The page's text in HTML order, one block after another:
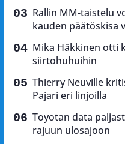
Rallin MM-taistelu
kauden päätöskisa
Mika Häkkinen otti
siirtohuhuihin
Thierry Neuville
Pajari eri linjoilla
Toyotan data
rajuun ulosajoon